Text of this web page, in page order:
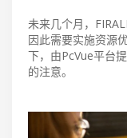
未来几个月，
因此需要实施资源
下，由PcVue平台
的注意。